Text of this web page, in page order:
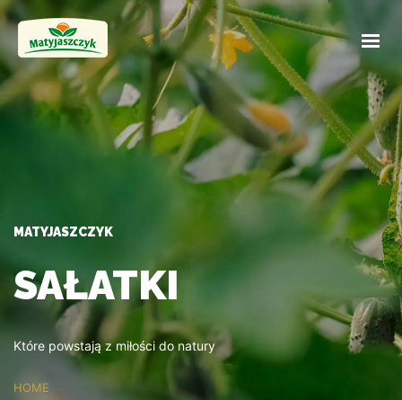
STRONA GŁÓWNA
PRODUKTY
OFERTA HURTOWA
KONTAKT
MATYJASZCZYK
SAŁATKI
Które powstają z miłości do natury
HOME